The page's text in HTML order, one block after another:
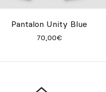
Pantalon Unity Blue
70,00€